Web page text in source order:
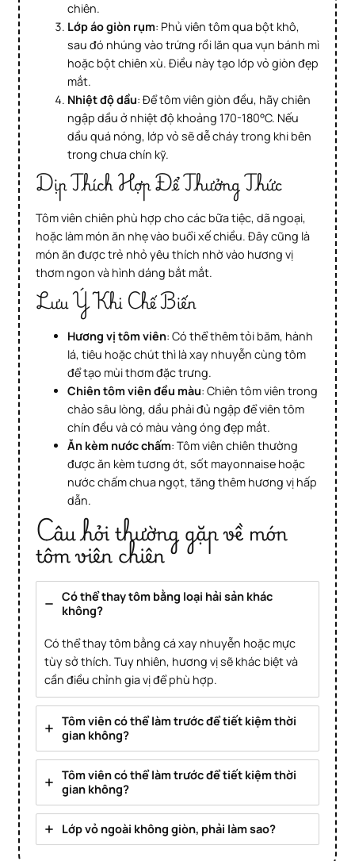
chiên.
Lớp áo giòn rụm: Phủ viên tôm qua bột khô,
sau đó nhúng vào trứng rồi lăn qua vụn bánh mì
hoặc bột chiên xù. Điều này tạo lớp vỏ giòn đẹp
mắt.
Nhiệt độ dầu: Để tôm viên giòn đều, hãy chiên
ngập dầu ở nhiệt độ khoảng 170-180°C. Nếu
dầu quá nóng, lớp vỏ sẽ dễ cháy trong khi bên
trong chưa chín kỹ.
Dịp Thích Hợp Để Thưởng Thức
Tôm viên chiên phù hợp cho các bữa tiệc, dã ngoại,
hoặc làm món ăn nhẹ vào buổi xế chiều. Đây cũng là
món ăn được trẻ nhỏ yêu thích nhờ vào hương vị
thơm ngon và hình dáng bắt mắt.
Lưu Ý Khi Chế Biến
Hương vị tôm viên: Có thể thêm tỏi băm, hành
lá, tiêu hoặc chút thì là xay nhuyễn cùng tôm
để tạo mùi thơm đặc trưng.
Chiên tôm viên đều màu: Chiên tôm viên trong
chảo sâu lòng, dầu phải đủ ngập để viên tôm
chín đều và có màu vàng óng đẹp mắt.
Ăn kèm nước chấm: Tôm viên chiên thường
được ăn kèm tương ớt, sốt mayonnaise hoặc
nước chấm chua ngọt, tăng thêm hương vị hấp
dẫn.
Câu hỏi thường gặp về món
tôm viên chiên
Có thể thay tôm bằng loại hải sản khác
không?
Có thể thay tôm bằng cá xay nhuyễn hoặc mực
tùy sở thích. Tuy nhiên, hương vị sẽ khác biệt và
cần điều chỉnh gia vị để phù hợp.
Tôm viên có thể làm trước để tiết kiệm thời
gian không?
Tôm viên có thể làm trước để tiết kiệm thời
gian không?
Lớp vỏ ngoài không giòn, phải làm sao?